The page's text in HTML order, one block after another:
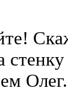
Олег.